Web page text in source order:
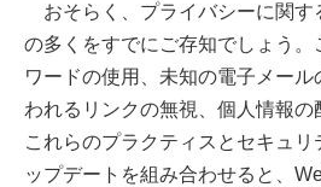
おそらく、プライバシーに関す
の多くをすでにご存知でしょう。
ワードの使用、未知の電子メー
われるリンクの無視、個人情報の
これらのプラクティスとセキュ
ップデートを組み合わせると、